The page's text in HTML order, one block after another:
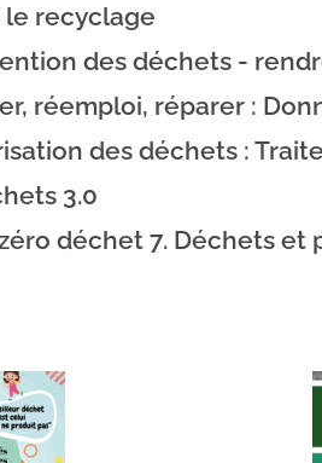
le recyclage
des déchets -
réemploi, réparer :
des déchets :
3.0
déchet 7. Déchets et